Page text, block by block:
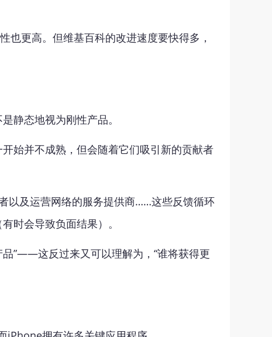
也更高。但维基百科的改进速度要快得多，
静态地视为刚性产品。
始并不成熟，但会随着它们吸引新的贡献者
以及运营网络的服务提供商……这些反馈循环
时会导致负面结果）。
品”——这反过来又可以理解为，“谁将获得更